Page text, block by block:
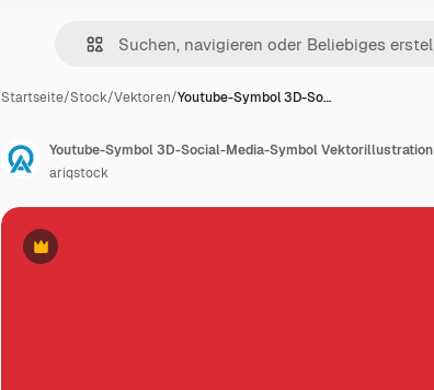
Startseite/Stock/Vektoren/Youtube-Symbol 3D-So…
Premium
Youtube-Symbol 3D-Social-Media-Symbol Vektorillustration
ariqstock